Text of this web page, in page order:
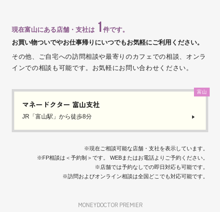
現在富山にある店舗・支社は 1件です。
お買い物ついでやお仕事帰りにいつでもお気軽にご利用ください。
その他、ご自宅への訪問相談や最寄りのカフェでの相談、オンラ
インでの相談も可能です。お気軽にお問い合わせください。
富山
マネードクター 富山支社
JR「富山駅」から徒歩8分
※現在ご相談可能な店舗・支社を表示しています。
※FP相談は＜予約制＞です。 WEBまたはお電話よりご予約ください。
※店舗では予約なしでの即日対応も可能です。
※訪問およびオンライン相談は全国どこでも対応可能です。
MONEYDOCTOR PREMIER